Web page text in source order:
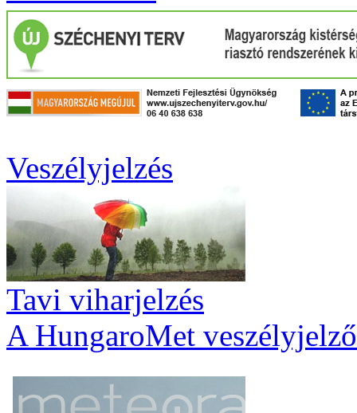
Veszélyjelzés
Tavi viharjelzés
A HungaroMet